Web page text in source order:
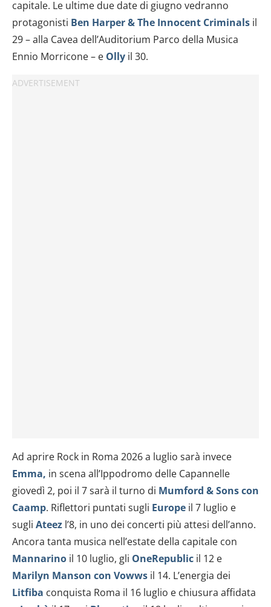
capitale. Le ultime due date di giugno vedranno
protagonisti Ben Harper & The Innocent Criminals il
29 – alla Cavea dell’Auditorium Parco della Musica
Ennio Morricone – e Olly il 30.
Ad aprire Rock in Roma 2026 a luglio sarà invece
Emma, in scena all’Ippodromo delle Capannelle
giovedì 2, poi il 7 sarà il turno di Mumford & Sons con
Caamp. Riflettori puntati sugli Europe il 7 luglio e
sugli Ateez l’8, in uno dei concerti più attesi dell’anno.
Ancora tanta musica nell’estate della capitale con
Mannarino il 10 luglio, gli OneRepublic il 12 e
Marilyn Manson con Vowws il 14. L’energia dei
Litfiba conquista Roma il 16 luglio e chiusura affidata